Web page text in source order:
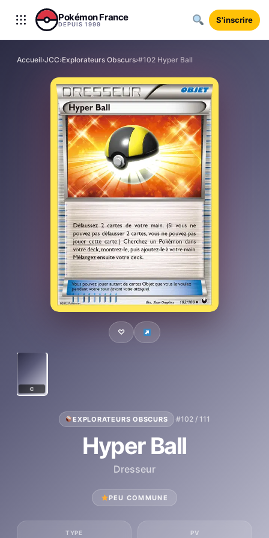
Aller au contenu
Pokémon France
DEPUIS 1999 S'inscrire
Accueil›JCC›Explorateurs Obscurs›#102 Hyper Ball
♡
C
EXPLORATEURS OBSCURS ·#102 / 111
Hyper Ball
Dresseur
PEU COMMUNE
TYPE PV